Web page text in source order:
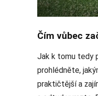
Čím vůbec
Jak k tomu tedy
prohlédněte,
praktičtější a